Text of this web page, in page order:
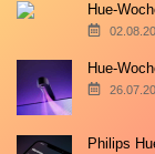
Hue-
Hue-
Philips